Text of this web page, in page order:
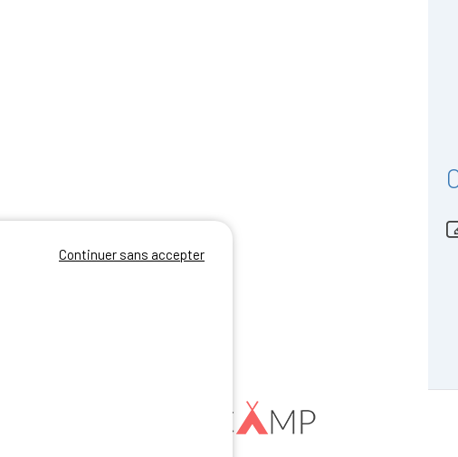
Continuer sans accepter